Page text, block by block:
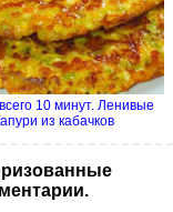
10 минут. Ленивые
из кабачков